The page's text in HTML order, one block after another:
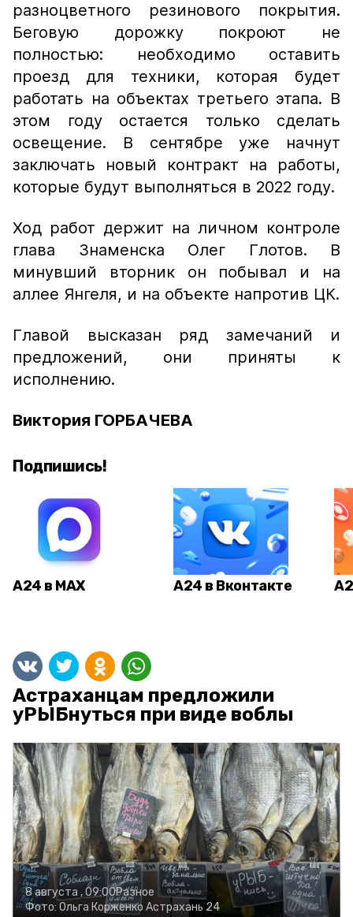
разноцветного резинового покрытия.
Беговую дорожку покроют не
полностью: необходимо оставить
проезд для техники, которая будет
работать на объектах третьего этапа. В
этом году остается только сделать
освещение. В сентябре уже начнут
заключать новый контракт на работы,
которые будут выполняться в 2022 году.
Ход работ держит на личном контроле
глава Знаменска Олег Глотов. В
минувший вторник он побывал и на
аллее Янгеля, и на объекте напротив ЦК.
Главой высказан ряд замечаний и
предложений, они приняты к
исполнению.
Виктория ГОРБАЧЕВА
Подпишись!
А24 в MAX А24 в Вконтакте
Астраханцам предложили
уРЫБнуться при виде воблы
8 августа , 09:00Разное
Фото: Ольга Корженко Астрахань 24